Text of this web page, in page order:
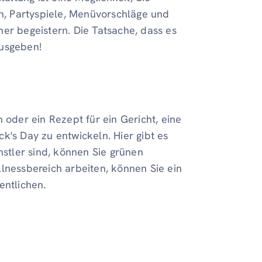
Partyspiele, Menüvorschläge und
begeistern. Die Tatsache, dass es
ein Rezept für ein Gericht, eine
Day zu entwickeln. Hier gibt es
sind, können Sie grünen
arbeiten, können Sie ein